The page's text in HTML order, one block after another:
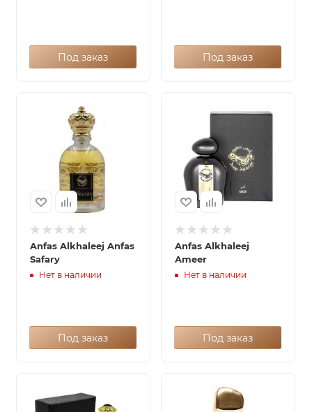
Под заказ Под заказ
Anfas Alkhaleej Anfas
Safary
Нет в наличии
Под заказ
Anfas Alkhaleej
Ameer
Нет в наличии
Под заказ